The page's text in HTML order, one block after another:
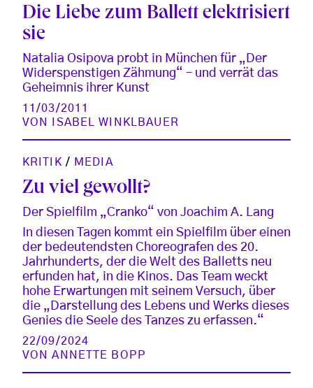
Die Liebe zum Ballett elektrisiert
sie
Natalia Osipova probt in München für „Der
Widerspenstigen Zähmung“ – und verrät das
Geheimnis ihrer Kunst
11/03/2011
VON
ISABEL WINKLBAUER
KRITIK / MEDIA
Zu viel gewollt?
Der Spielfilm „Cranko“ von Joachim A. Lang
In diesen Tagen kommt ein Spielfilm über einen
der bedeutendsten Choreografen des 20.
Jahrhunderts, der die Welt des Balletts neu
erfunden hat, in die Kinos. Das Team weckt
hohe Erwartungen mit seinem Versuch, über
die „Darstellung des Lebens und Werks dieses
Genies die Seele des Tanzes zu erfassen.“
22/09/2024
VONANNETTE BOPP